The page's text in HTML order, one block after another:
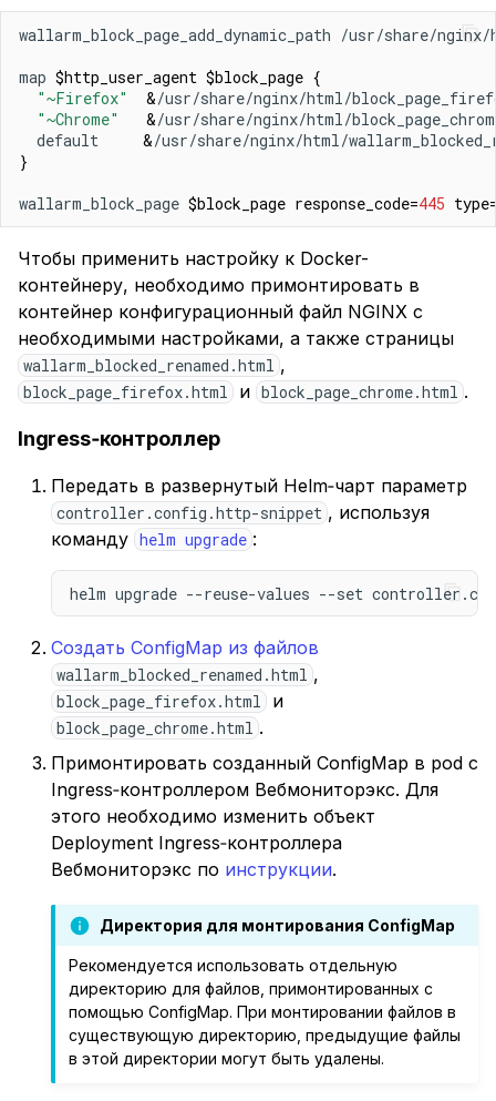
wallarm_block_page_add_dynamic_path /usr/share/
map $http_user_agent $block_page {
"~Firefox"
&/usr/share/nginx/html/
"~Chrome"
&/usr/share/nginx/html/
  default
&/usr/share/nginx/html/
}
wallarm_block_page $block_page response_code=445 type
Чтобы применить настройку к Docker-
контейнеру, необходимо примонтировать в
контейнер конфигурационный файл NGINX с
необходимыми настройками, а также страницы
wallarm_blocked_renamed.html ,
block_page_firefox.html и block_page_chrome.html .
Ingress‑контроллер
Передать в развернутый Helm‑чарт параметр
controller.config.http-snippet , используя
команду helm upgrade :
helm upgrade --reuse-values --set
Создать ConfigMap из файлов
wallarm_blocked_renamed.html ,
block_page_firefox.html и
block_page_chrome.html .
Примонтировать созданный ConfigMap в pod с
Ingress‑контроллером Вебмониторэкс. Для
этого необходимо изменить объект
Deployment Ingress‑контроллера
Вебмониторэкс по инструкции.
Директория для монтирования ConfigMap
Рекомендуется использовать отдельную
директорию для файлов, примонтированных с
помощью ConfigMap. При монтировании файлов в
существующую директорию, предыдущие файлы
в этой директории могут быть удалены.